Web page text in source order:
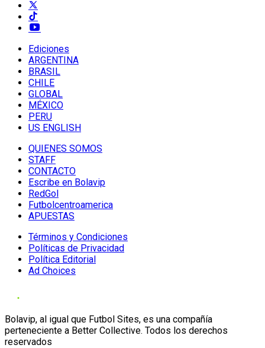
Ediciones
ARGENTINA
BRASIL
CHILE
GLOBAL
MÉXICO
PERU
US ENGLISH
QUIENES SOMOS
STAFF
CONTACTO
Escribe en Bolavip
RedGol
Futbolcentroamerica
APUESTAS
Términos y Condiciones
Políticas de Privacidad
Política Editorial
Ad Choices
Bolavip, al igual que Futbol Sites, es una compañía
perteneciente a Better Collective. Todos los derechos
reservados